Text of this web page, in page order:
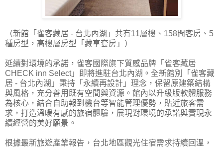
（新館「雀客藏居 - 台北內湖」共有11層樓、158間客房、5
種房型，高樓層房型「藏享套房」）
延續對環境的承諾，雀客國際旗下質感品牌「雀客藏居
CHECK inn Select」即將進駐台北內湖。全新館別「雀客藏
居 - 台北內湖」秉持「永續再設計」理念，保留原建築結構
與風格，充分善用既有空間與資源。館內以升級版軟體服務
為核心，結合自助報到機台等智能管理優勢，貼近旅客需
求，打造溫暖有感的旅宿體驗，展現對環境的承諾與實現永
續經營的美好願景。
根據最新旅遊產業報告，台北地區觀光住宿需求持續回溫，